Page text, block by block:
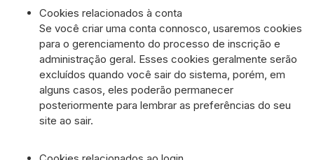
Cookies relacionados à conta
Se você criar uma conta connosco, usaremos cookies
para o gerenciamento do processo de inscrição e
administração geral. Esses cookies geralmente serão
excluídos quando você sair do sistema, porém, em
alguns casos, eles poderão permanecer
posteriormente para lembrar as preferências do seu
site ao sair.